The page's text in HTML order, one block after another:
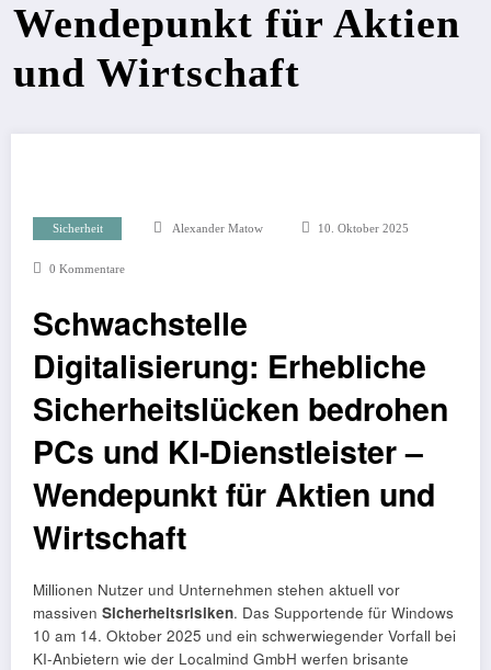
Wendepunkt für Aktien
und Wirtschaft
Sicherheit Alexander Matow 10. Oktober 2025
0 Kommentare
Schwachstelle
Digitalisierung: Erhebliche
Sicherheitslücken bedrohen
PCs und KI-Dienstleister –
Wendepunkt für Aktien und
Wirtschaft
Millionen Nutzer und Unternehmen stehen aktuell vor
massiven Sicherheitsrisiken. Das Supportende für Windows
10 am 14. Oktober 2025 und ein schwerwiegender Vorfall bei
KI-Anbietern wie der Localmind GmbH werfen brisante